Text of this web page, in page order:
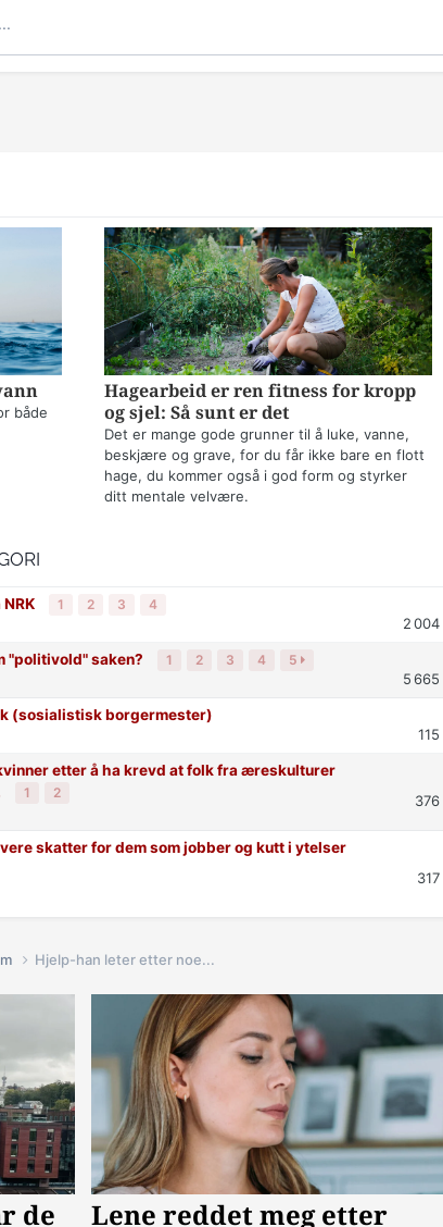
både
Hagearbeid er ren fitness for kropp
og sjel: Så sunt er det
Det er mange gode grunner til å luke, vanne,
beskjære og grave, for du får ikke bare en flott
hage, du kommer også i god form og styrker
ditt mentale velvære.
1 2 3 4
2 004
"politivold" saken? 1 2 3 4 5
5 665
(sosialistisk borgermester)
115
etter å ha krevd at folk fra æreskulturer
1 2
376
skatter for dem som jobber og kutt i ytelser
317
Hjelp-han leter etter noe...